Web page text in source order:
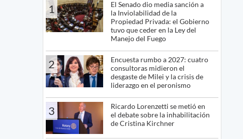
1
El Senado dio media sanción a
la Inviolabilidad de la
Propiedad Privada: el Gobierno
tuvo que ceder en la Ley del
Manejo del Fuego
2
Encuesta rumbo a 2027: cuatro
consultoras midieron el
desgaste de Milei y la crisis de
liderazgo en el peronismo
3
Ricardo Lorenzetti se metió en
el debate sobre la inhabilitación
de Cristina Kirchner